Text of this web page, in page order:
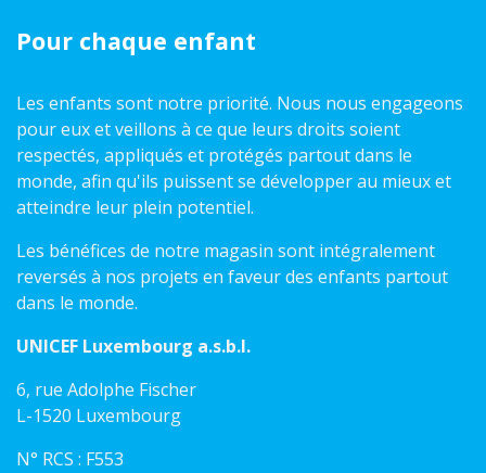
Pour chaque enfant
Les enfants sont notre priorité. Nous nous engageons
pour eux et veillons à ce que leurs droits soient
respectés, appliqués et protégés partout dans le
monde, afin qu'ils puissent se développer au mieux et
atteindre leur plein potentiel.
Les bénéfices de notre magasin sont intégralement
reversés à nos projets en faveur des enfants partout
dans le monde.
UNICEF Luxembourg a.s.b.l.
6, rue Adolphe Fischer
L-1520 Luxembourg
N° RCS : F553